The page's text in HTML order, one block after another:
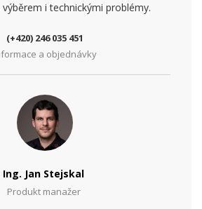
i technickými problémy.
(+420) 246 035 451
a objednávky
Ing. Jan Stejskal
Produkt manažer